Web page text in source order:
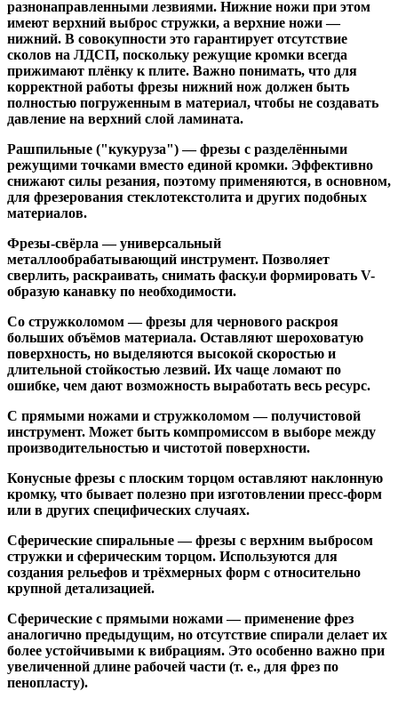
разнонаправленными лезвиями. Нижние ножи при этом
имеют верхний выброс стружки, а верхние ножи —
нижний. В совокупности это гарантирует отсутствие
сколов на ЛДСП, поскольку режущие кромки всегда
прижимают плёнку к плите. Важно понимать, что для
корректной работы фрезы нижний нож должен быть
полностью погруженным в материал, чтобы не создавать
давление на верхний слой ламината.
Рашпильные ("кукуруза")— фрезы с разделёнными
режущими точками вместо единой кромки. Эффективно
снижают силы резания, поэтому применяются, в основном,
для фрезерования стеклотекстолита и других подобных
материалов.
Фрезы-свёрла — универсальный
металлообрабатывающий инструмент. Позволяет
сверлить, раскраивать, снимать фаску.и формировать V-
образую канавку по необходимости.
Со стружколомом— фрезы для чернового раскроя
больших объёмов материала. Оставляют шероховатую
поверхность, но выделяются высокой скоростью и
длительной стойкостью лезвий. Их чаще ломают по
ошибке, чем дают возможность выработать весь ресурс.
С прямыми ножами и стружколомом— получистовой
инструмент. Может быть компромиссом в выборе между
производительностью и чистотой поверхности.
Конусные фрезы с плоским торцом оставляют наклонную
кромку, что бывает полезно при изготовлении пресс-форм
или в других специфических случаях.
Сферические спиральные— фрезы с верхним выбросом
стружки и сферическим торцом. Используются для
создания рельефов и трёхмерных форм с относительно
крупной детализацией.
Сферические с прямыми ножами— применение фрез
аналогично предыдущим, но отсутствие спирали делает их
более устойчивыми к вибрациям. Это особенно важно при
увеличенной длине рабочей части (т. е., для фрез по
пенопласту).